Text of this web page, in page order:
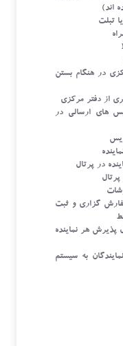
اند)
تبلت
در هنگام بستن
از دفتر مرکزی
های ارسالی در
در پرتال
گزاری و ثبت
پذیرش هر نماینده
به سیستم